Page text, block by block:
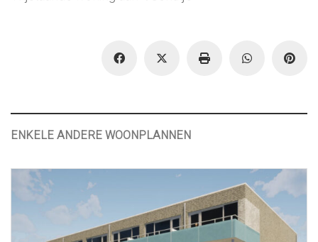
ENKELE ANDERE WOONPLANNEN